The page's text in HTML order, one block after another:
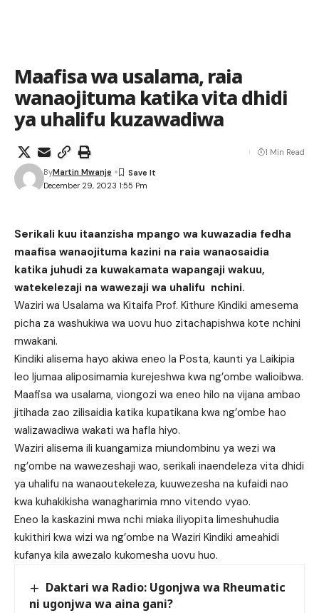
Maafisa wa usalama, raia
wanaojituma katika vita dhidi
ya uhalifu kuzawadiwa
December 29, 2023 1:55 Pm
ByMartin Mwanje
1 Min Read
Serikali kuu itaanzisha mpango wa kuwazadia fedha
maafisa wanaojituma kazini na raia wanaosaidia
katika juhudi za kuwakamata wapangaji wakuu,
watekelezaji na wawezaji wa uhalifu nchini.
Waziri wa Usalama wa Kitaifa Prof. Kithure Kindiki amesema
picha za washukiwa wa uovu huo zitachapishwa kote nchini
mwakani.
Kindiki alisema hayo akiwa eneo la Posta, kaunti ya Laikipia
leo Ijumaa aliposimamia kurejeshwa kwa ng’ombe walioibwa.
Maafisa wa usalama, viongozi wa eneo hilo na vijana ambao
jitihada zao zilisaidia katika kupatikana kwa ng’ombe hao
walizawadiwa wakati wa hafla hiyo.
Waziri alisema ili kuangamiza miundombinu ya wezi wa
ng’ombe na wawezeshaji wao, serikali inaendeleza vita dhidi
ya uhalifu na wanaoutekeleza, kuuwezesha na kufaidi nao
kwa kuhakikisha wanagharimia mno vitendo vyao.
Eneo la kaskazini mwa nchi miaka iliyopita limeshuhudia
kukithiri kwa wizi wa ng’ombe na Waziri Kindiki ameahidi
kufanya kila awezalo kukomesha uovu huo.
Daktari wa Radio: Ugonjwa wa Rheumatic
ni ugonjwa wa aina gani?